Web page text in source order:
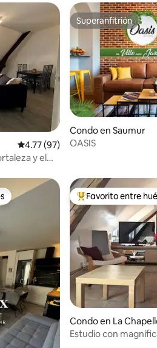
Calificación promedio: 4.77 de 5,
4.77 (97)
y el
Superanfitrión
Superanfitrión
Condo en Saumur
OASIS
Favorito entre
Favorito entre
Condo en La
Estudio con